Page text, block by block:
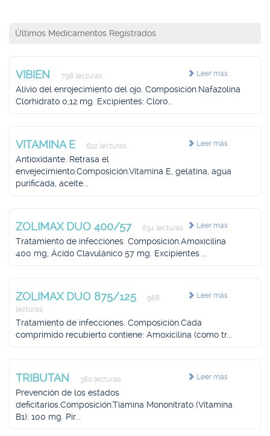
Últimos Medicamentos Registrados
Leer más
VIBIEN 798 lecturas
Alivio del enrojecimiento del ojo. Composición.Nafazolina
Clorhidrato 0,12 mg. Excipientes: Cloro...
Leer más
VITAMINA E 622 lecturas
Antioxidante. Retrasa el
envejecimiento.Composición.Vitamina E, gelatina, agua
purificada, aceite...
Leer más
ZOLIMAX DUO 400/57 634 lecturas
Tratamiento de infecciones. Composición.Amoxicilina
400 mg, Ácido Clavulánico 57 mg. Excipientes ...
Leer más
ZOLIMAX DUO 875/125
968
lecturas
Tratamiento de infecciones. Composición.Cada
comprimido recubierto contiene: Amoxicilina (como tr...
Leer más
TRIBUTAN 380 lecturas
Prevención de los estados
deficitarios.Composición.Tiamina Mononitrato (Vitamina
B1): 100 mg. Pir...